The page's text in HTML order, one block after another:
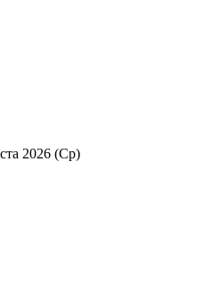
2026 (Ср)